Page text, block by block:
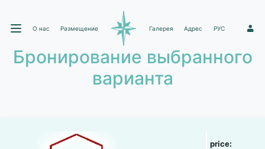
О нас Размещение Галерея Адрес РУС 1
Бронирование выбранного
варианта
price: